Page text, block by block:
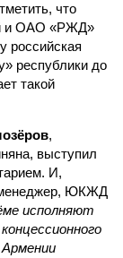
что
и ОАО «РЖД»
российская
республики до
такой
,
выступил
И,
менеджер, ЮКЖД
исполняют
Армении